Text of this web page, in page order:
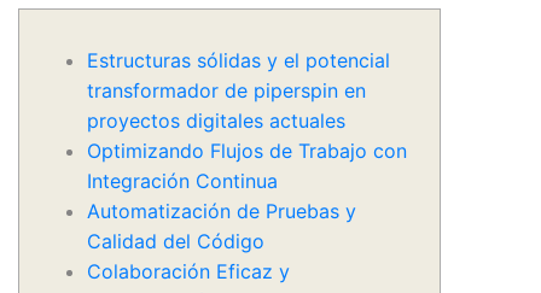
Estructuras sólidas y el potencial
transformador de piperspin en
proyectos digitales actuales
Optimizando Flujos de Trabajo con
Integración Continua
Automatización de Pruebas y
Calidad del Código
Colaboración Eficaz y